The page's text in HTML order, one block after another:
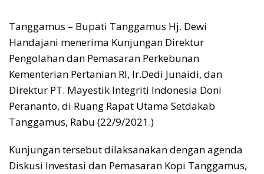
Tanggamus – Bupati Tanggamus Hj. Dewi
Handajani menerima Kunjungan Direktur
Pengolahan dan Pemasaran Perkebunan
Kementerian Pertanian RI, Ir.Dedi Junaidi, dan
Direktur PT. Mayestik Integriti Indonesia Doni
Perananto, di Ruang Rapat Utama Setdakab
Tanggamus, Rabu (22/9/2021.)
Kunjungan tersebut dilaksanakan dengan agenda
Diskusi Investasi dan Pemasaran Kopi Tanggamus,